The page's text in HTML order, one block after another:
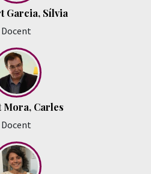
Garcia, Sílvia
Docent
Mora, Carles
Docent